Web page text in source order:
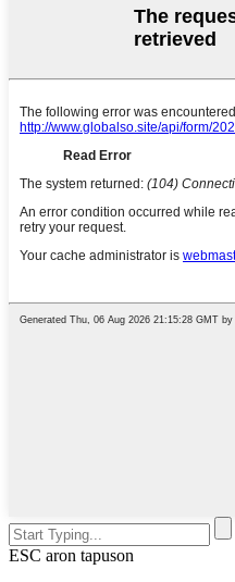
ESC aron tapuson